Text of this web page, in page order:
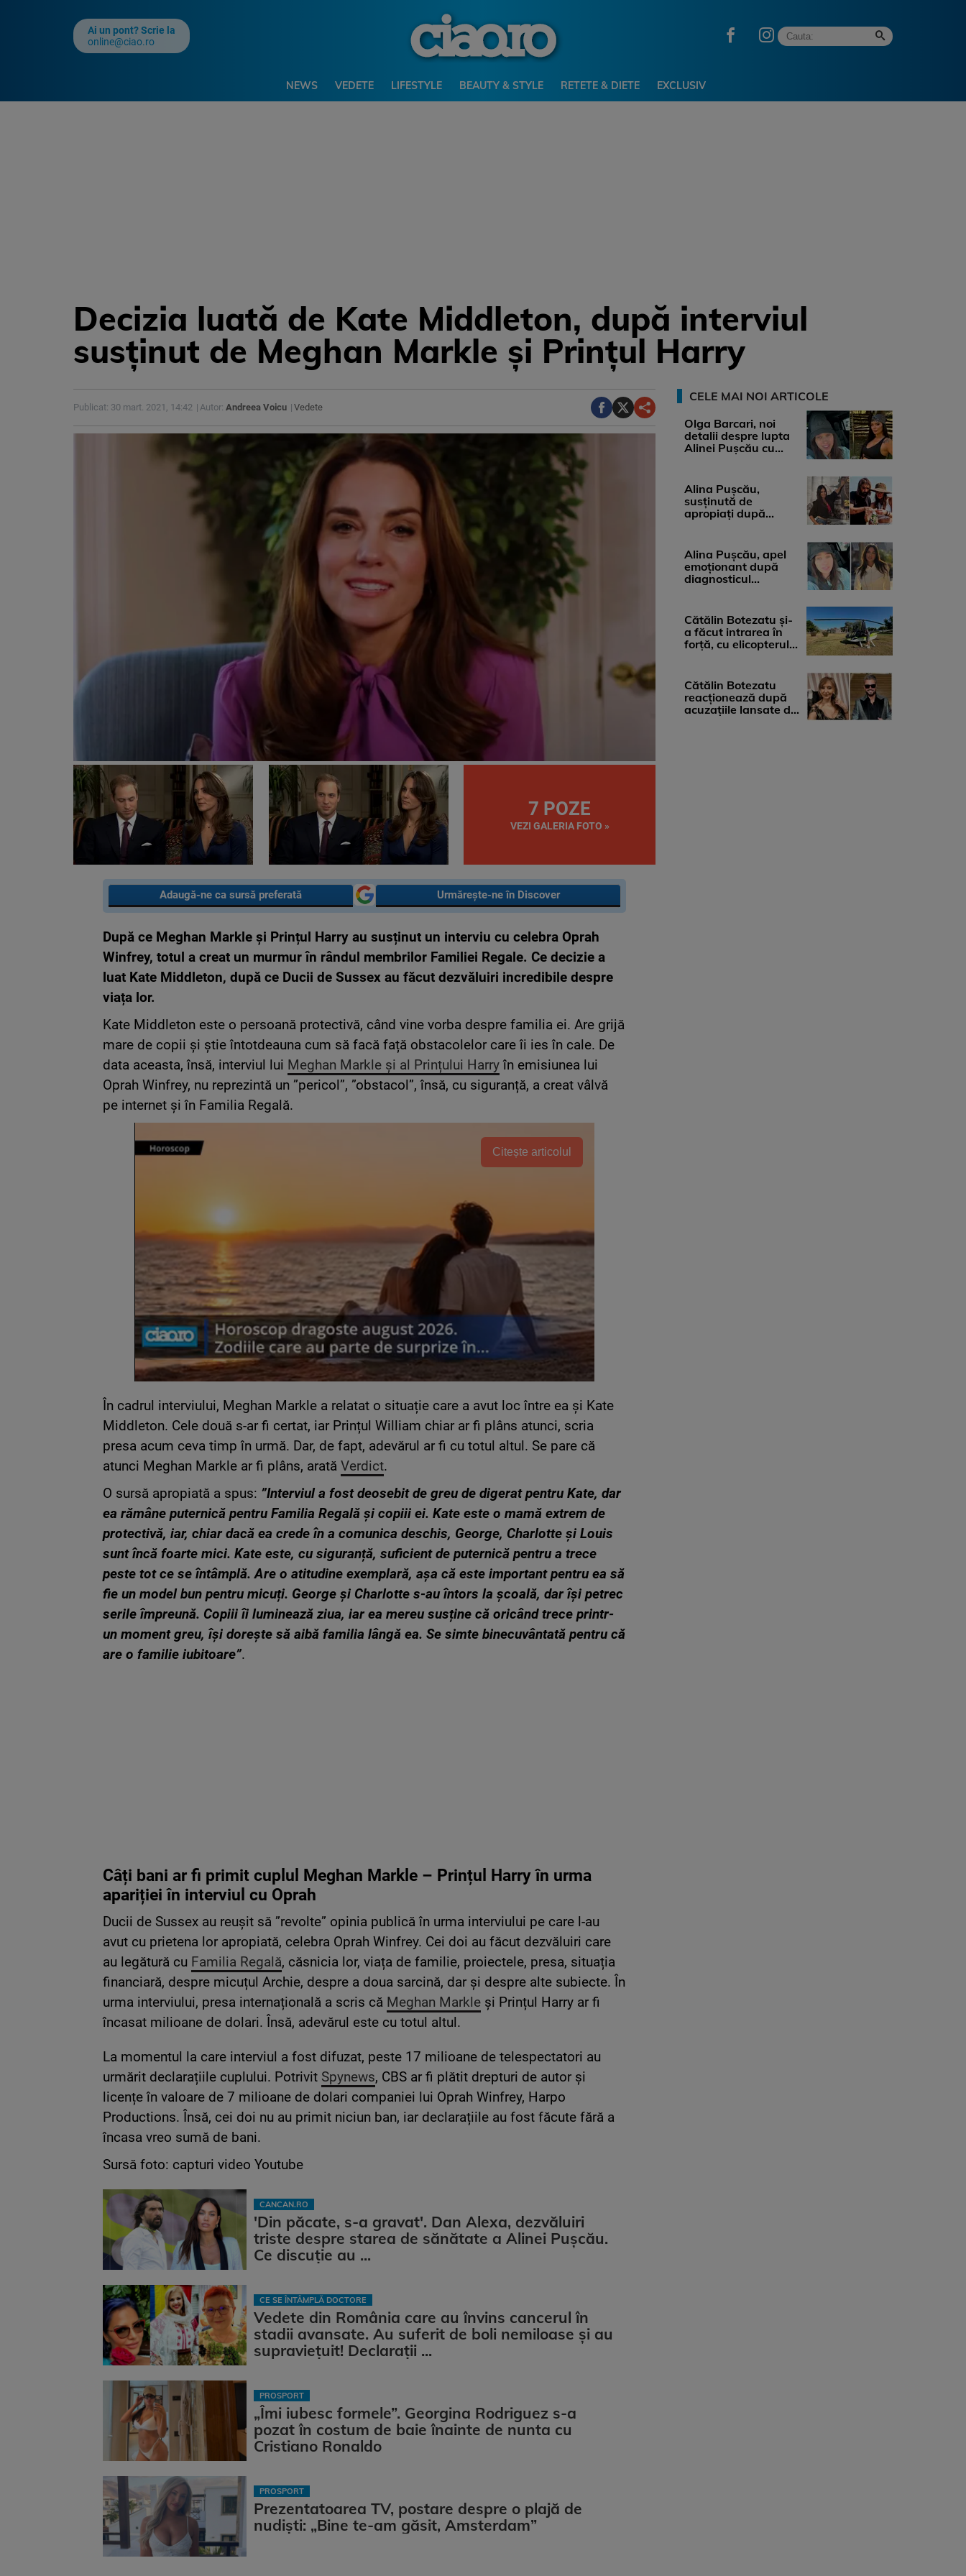
Ai un pont? Scrie la
online@ciao.ro
NEWS VEDETE LIFESTYLE BEAUTY & STYLE RETETE & DIETE EXCLUSIV
Decizia luată de Kate Middleton, după interviul
susținut de Meghan Markle și Prințul Harry
Publicat: 30 mart. 2021, 14:42 Autor: Andreea Voicu Vedete
7 POZE
VEZI GALERIA FOTO »
Adaugă-ne ca sursă preferată Urmărește-ne în Discover
După ce Meghan Markle și Prințul Harry au susținut un interviu cu celebra Oprah
Winfrey, totul a creat un murmur în rândul membrilor Familiei Regale. Ce decizie a
luat Kate Middleton, după ce Ducii de Sussex au făcut dezvăluiri incredibile despre
viața lor.
Kate Middleton este o persoană protectivă, când vine vorba despre familia ei. Are grijă
mare de copii și știe întotdeauna cum să facă față obstacolelor care îi ies în cale. De
data aceasta, însă, interviul lui Meghan Markle și al Prințului Harryîn emisiunea lui
Oprah Winfrey, nu reprezintă un ”pericol”, ”obstacol”, însă, cu siguranță, a creat vâlvă
pe internet și în Familia Regală.
Citește articolul
În cadrul interviului, Meghan Markle a relatat o situație care a avut loc între ea și Kate
Middleton. Cele două s-ar fi certat, iar Prințul William chiar ar fi plâns atunci, scria
presa acum ceva timp în urmă. Dar, de fapt, adevărul ar fi cu totul altul. Se pare că
atunci Meghan Markle ar fi plâns, arată Verdict.
O sursă apropiată a spus: ”Interviul a fost deosebit de greu de digerat pentru Kate, dar
ea rămâne puternică pentru Familia Regală și copiii ei. Kate este o mamă extrem de
protectivă, iar, chiar dacă ea crede în a comunica deschis, George, Charlotte și Louis
sunt încă foarte mici. Kate este, cu siguranță, suficient de puternică pentru a trece
peste tot ce se întâmplă. Are o atitudine exemplară, așa că este important pentru ea să
fie un model bun pentru micuți. George și Charlotte s-au întors la școală, dar își petrec
serile împreună. Copiii îi luminează ziua, iar ea mereu susține că oricând trece printr-
un moment greu, își dorește să aibă familia lângă ea. Se simte binecuvântată pentru că
are o familie iubitoare”.
Câți bani ar fi primit cuplul Meghan Markle – Prințul Harry în urma
apariției în interviul cu Oprah
Ducii de Sussex au reușit să ”revolte” opinia publică în urma interviului pe care l-au
avut cu prietena lor apropiată, celebra Oprah Winfrey. Cei doi au făcut dezvăluiri care
au legătură cu Familia Regală, căsnicia lor, viața de familie, proiectele, presa, situația
financiară, despre micuțul Archie, despre a doua sarcină, dar și despre alte subiecte. În
urma interviului, presa internațională a scris că Meghan Markle și Prințul Harry ar fi
încasat milioane de dolari. Însă, adevărul este cu totul altul.
La momentul la care interviul a fost difuzat, peste 17 milioane de telespectatori au
urmărit declarațiile cuplului. Potrivit Spynews, CBS ar fi plătit drepturi de autor și
licențe în valoare de 7 milioane de dolari companiei lui Oprah Winfrey, Harpo
Productions. Însă, cei doi nu au primit niciun ban, iar declarațiile au fost făcute fără a
încasa vreo sumă de bani.
Sursă foto: capturi video Youtube
CANCAN.RO
'Din păcate, s-a gravat'. Dan Alexa, dezvăluiri
triste despre starea de sănătate a Alinei Pușcău.
Ce discuție au ...
CE SE ÎNTÂMPLĂ DOCTORE
Vedete din România care au învins cancerul în
stadii avansate. Au suferit de boli nemiloase şi au
supravieţuit! Declarații ...
PROSPORT
„Îmi iubesc formele”. Georgina Rodriguez s-a
pozat în costum de baie înainte de nunta cu
Cristiano Ronaldo
PROSPORT
Prezentatoarea TV, postare despre o plajă de
nudiști: „Bine te-am găsit, Amsterdam”
CELE MAI NOI ARTICOLE
Olga Barcari, noi
detalii despre lupta
Alinei Pușcău cu
Alina Pușcău,
susținută de
apropiați după
medicii, ...
Alina Pușcău, apel
emoționant după
diagnosticul
...
Cătălin Botezatu și-
a făcut intrarea în
forță, cu elicopterul,
Cătălin Botezatu
reacționează după
acuzațiile lansate de